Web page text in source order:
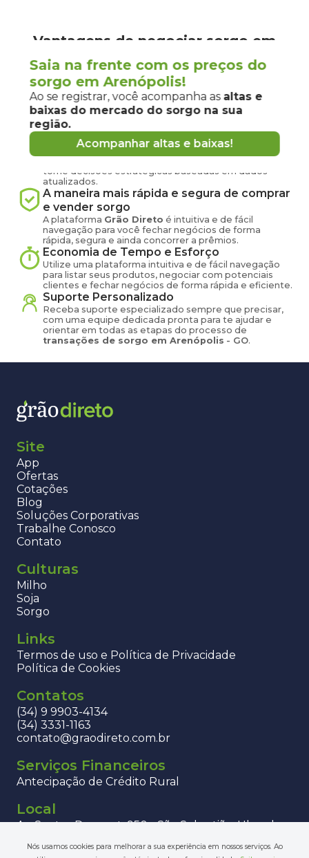
Vantagens de negociar sorgo em
Arenópolis
pelaGrão Direto
Conecte-se agora com produtores e
compradores de sorgodeArenópolis
região
Tenha em mãos informações atualizadas sobre o
do sorgo hoje emArenópolis -GO
, acesse
tome decisões estratégicas baseadas em dados
atualizados.
A maneira mais rápida e segura de comprar
e vender sorgo
A plataforma Grão Direto é intuitiva e de fácil
navegação para você fechar negócios de forma
rápida, segura e ainda concorrer a prêmios.
Economia de Tempo e Esforço
Utilize uma plataforma intuitiva e de fácil navegação
para listar seus produtos, negociar com potenciais
clientes e fechar negócios de forma rápida e eficiente.
Suporte Personalizado
Receba suporte especializado sempre que precisar,
com uma equipe dedicada pronta para te ajudar e
orientar em todas as etapas do processo de
transações de sorgo em Arenópolis - GO.
Site
App
Ofertas
Cotações
Blog
Soluções Corporativas
Trabalhe Conosco
Contato
Culturas
Milho
Soja
Sorgo
Links
Termos de uso e Política de Privacidade
Política de Cookies
Contatos
(34) 9 9903-4134
(34) 3331-1163
contato@graodireto.com.br
Serviços Financeiros
Antecipação de Crédito Rural
Local
Av. Santos Dumont, 950 - São Sebastião, Uberaba -
Nós usamos cookies para melhorar a sua experiência em nossos serviços. Ao
Saia na frente com os preços do
sorgo em Arenópolis!
Ao se registrar, você acompanha as altas e
baixas do mercado do sorgona sua
região.
Acompanhar altas e baixas!